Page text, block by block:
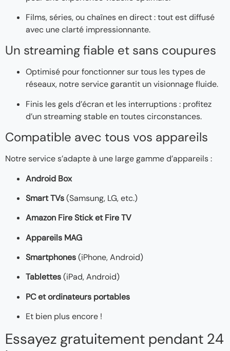
Films, séries, ou chaînes en direct : tout est diffusé
avec une clarté impressionnante.
Un streaming fiable et sans coupures
Optimisé pour fonctionner sur tous les types de
réseaux, notre service garantit un visionnage fluide.
Finis les gels d’écran et les interruptions : profitez
d’un streaming stable en toutes circonstances.
Compatible avec tous vos appareils
Notre service s’adapte à une large gamme d’appareils :
Android Box
Smart TVs(Samsung, LG, etc.)
Amazon Fire Stick et Fire TV
Appareils MAG
Smartphones(iPhone, Android)
Tablettes(iPad, Android)
PC et ordinateurs portables
Et bien plus encore !
Essayez gratuitement pendant 24